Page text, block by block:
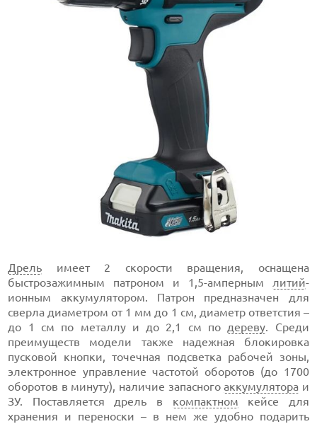
Дрель имеет 2 скорости вращения, оснащена
быстрозажимным патроном и 1,5-амперным литий-
ионным аккумулятором. Патрон предназначен для
сверла диаметром от 1 мм до 1 см, диаметр ответстия –
до 1 см по металлу и до 2,1 см по дереву. Среди
преимуществ модели также надежная блокировка
пусковой кнопки, точечная подсветка рабочей зоны,
электронное управление частотой оборотов (до 1700
оборотов в минуту), наличие запасногоаккумулятора и
ЗУ. Поставляется дрель в компактном кейсе для
хранения и переноски – в нем же удобно подарить